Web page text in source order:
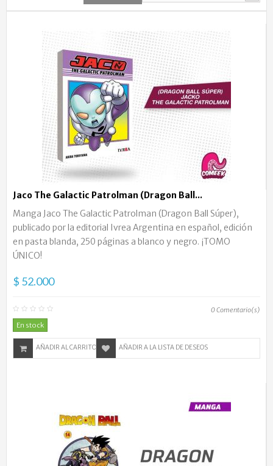
Jaco The Galactic Patrolman (Dragon Ball...
Manga Jaco The Galactic Patrolman (Dragon Ball Súper),
publicado por la editorial Ivrea Argentina en español, edición
en pasta blanda, 250 páginas a blanco y negro. ¡TOMO
ÚNICO!
$ 52.000
0Comentario(s)
En stock
AÑADIR AL CARRITO AÑADIR A LA LISTA DE DESEOS